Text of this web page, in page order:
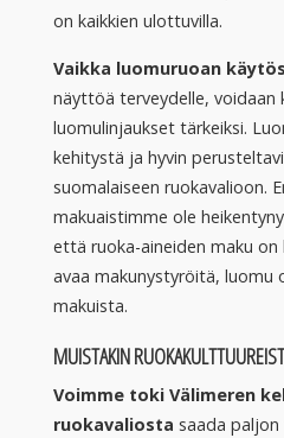
on kaikkien ulottuvilla.
Vaikka luomuruoan
näyttöä terveydelle, voidaan
luomulinjaukset tärkeiksi.
kehitystä ja hyvin
suomalaiseen ruokavalioon.
makuaistimme ole
että ruoka-aineiden maku on
avaa makunystyröitä, luomu
makuista.
MUISTAKIN
Voimme toki Välimeren
ruokavaliosta saada